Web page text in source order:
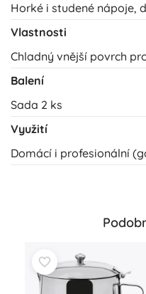
Horké i studené nápoje,
Vlastnosti
Chladný vnější povrch
Balení
Sada 2 ks
Využití
Domácí i profesionální